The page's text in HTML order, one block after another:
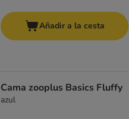
Añadir a la cesta
Cama zooplus Basics Fluffy
azul